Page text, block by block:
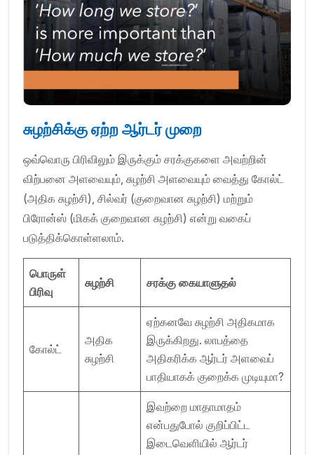
சுழற்சிக்கு ஏற்ற ஆர்டர் முறை
ஒவ்வொரு பிரிவிலும் இருக்கும் சரக்குகளை அவற்றின்
விற்பனை அளவையும், சுழற்சி அளவையும் வைத்து கோல்ட்
(அதிக சுழற்சி), சில்வர் (குறைவான சுழற்சி) மற்றும்
பிரோன்ஸ் (மிகக் குறைவான சுழற்சி) என்று வகைப்
படுத்திக்கொள்ளலாம்.
பொருள்
பிரிவு
சுழற்சி சரக்கு கையாளுதல்
கோல்ட்
அதிக
சுழற்சி
ஏற்கனவே சுழற்சி அதிகமாக
இருக்கிறது. லாபத்தை
அதிகரிக்க ஆர்டர் அளவைப்
பாதியாகக் குறைக்க முடியுமா?
இவற்றை மாதாமாதம்
என்பதுபோல் குறிப்பிட்ட
இடைவெளியில் ஆர்டர்